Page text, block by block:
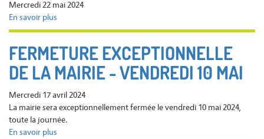
Mercredi 22 mai 2024
En savoir plus
Sécurisation
cheminement
sur
la
RD
32
FERMETURE EXCEPTIONNELLE
DE LA MAIRIE - VENDREDI 10 MAI
Mercredi 17 avril 2024
La mairie sera exceptionnellement fermée le vendredi 10 mai 2024,
toute la journée.
En savoir plus